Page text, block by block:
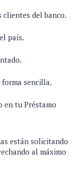
clientes del banco.
país.
sencilla.
en tu Préstamo
están solicitando
al máximo